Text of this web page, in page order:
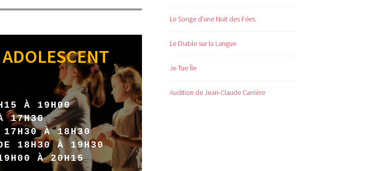
À 19H00
17H30
17H30 À 18H30
18H30 À 19H30
À 20H15
Le Songe d’une Nuit des Fées
Le Diable sur la Langue
Je Tue Île
Audition de Jean-Claude Carrière